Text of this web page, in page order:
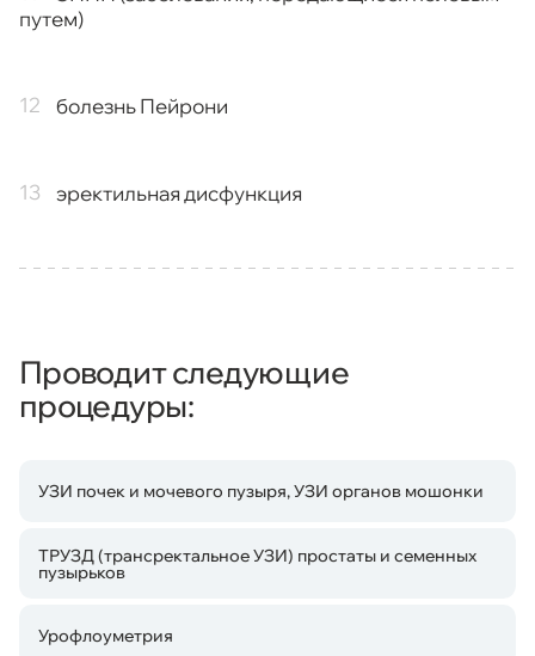
путем)
болезнь Пейрони
эректильная дисфункция
Проводит следующие
процедуры:
УЗИ почек и мочевого пузыря, УЗИ органов мошонки
ТРУЗД (трансректальное УЗИ) простаты и семенных
пузырьков
Урофлоуметрия